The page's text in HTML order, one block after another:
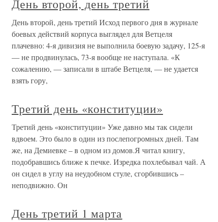
День второй, день третий
День второй, день третий Исход первого дня в журнале
боевых действий корпуса выглядел для Ветцеля
плачевно: 4-я дивизия не выполнила боевую задачу, 125-я
— не продвинулась, 73-я вообще не наступала. «К
сожалению, — записали в штабе Ветцеля, — не удается
взять гору,
Третий день «конституции»
Третий день «конституции» Уже давно мы так сидели
вдвоем. Это было в один из послепогромных дней. Там
же, на Демиевке – в одном из домов.Я читал книгу,
подобравшись ближе к печке. Изредка похлебывал чай. А
он сидел в углу на неудобном стуле, сгорбившись –
неподвижно. Он
День третий 1 марта